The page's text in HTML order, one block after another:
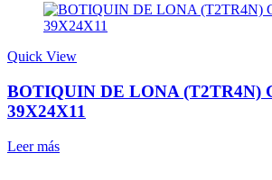
Quick View
BOTIQUIN DE LONA (T2TR4N)
39X24X11
Leer más